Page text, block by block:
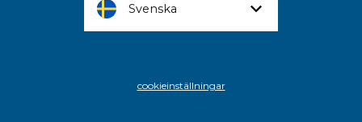
Svenska
cookieinställningar